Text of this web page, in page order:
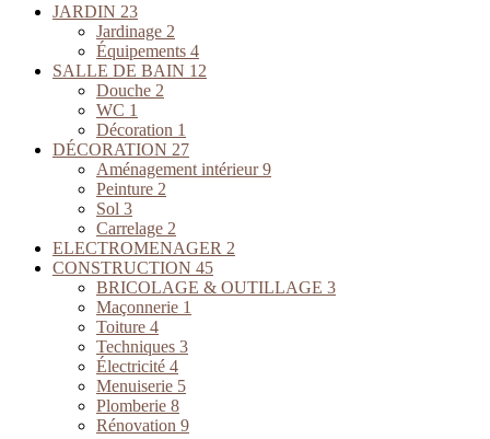
JARDIN 23
Jardinage 2
Équipements 4
SALLE DE BAIN 12
Douche 2
WC 1
Décoration 1
DÉCORATION 27
Aménagement intérieur9
Peinture 2
Sol 3
Carrelage 2
ELECTROMENAGER 2
CONSTRUCTION 45
BRICOLAGE & OUTILLAGE 3
Maçonnerie 1
Toiture 4
Techniques 3
Électricité 4
Menuiserie 5
Plomberie 8
Rénovation 9